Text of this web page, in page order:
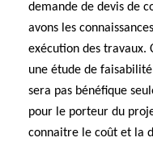
demande de devis de
avons les
exécution des travaux.
une étude de
sera pas bénéfique
pour le porteur du
connaitre le coût et la